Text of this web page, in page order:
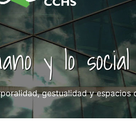
y lo social
gestualidad y